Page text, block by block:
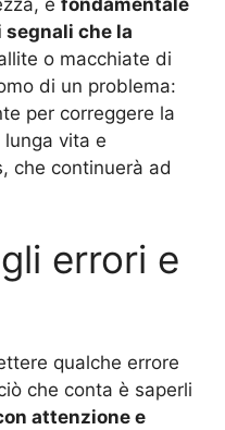
che la
o macchiate di
di un problema:
per correggere la
vita e
che continuerà ad
errori e
qualche errore
che conta è saperli
attenzione e